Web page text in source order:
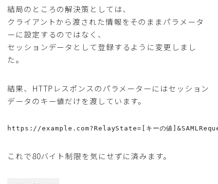
結局のところの解決策としては、
クライアントから渡された情報をそのままパラメータ
ーに設定するのではなく、
セッションデータとして登録するように変更しまし
た。
結果、HTTPレスポンスのパラメーターにはセッション
データのキー値だけを渡しています。
https://example.com?RelayState=[キーの値
これで80バイト制限を気にせずに済みます。